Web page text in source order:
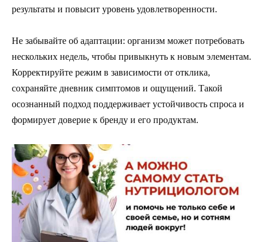
результаты и повысит уровень удовлетворенности.
Не забывайте об адаптации: организм может потребовать
нескольких недель, чтобы привыкнуть к новым элементам.
Корректируйте режим в зависимости от отклика,
сохраняйте дневник симптомов и ощущений. Такой
осознанный подход поддерживает устойчивость спроса и
формирует доверие к бренду и его продуктам.